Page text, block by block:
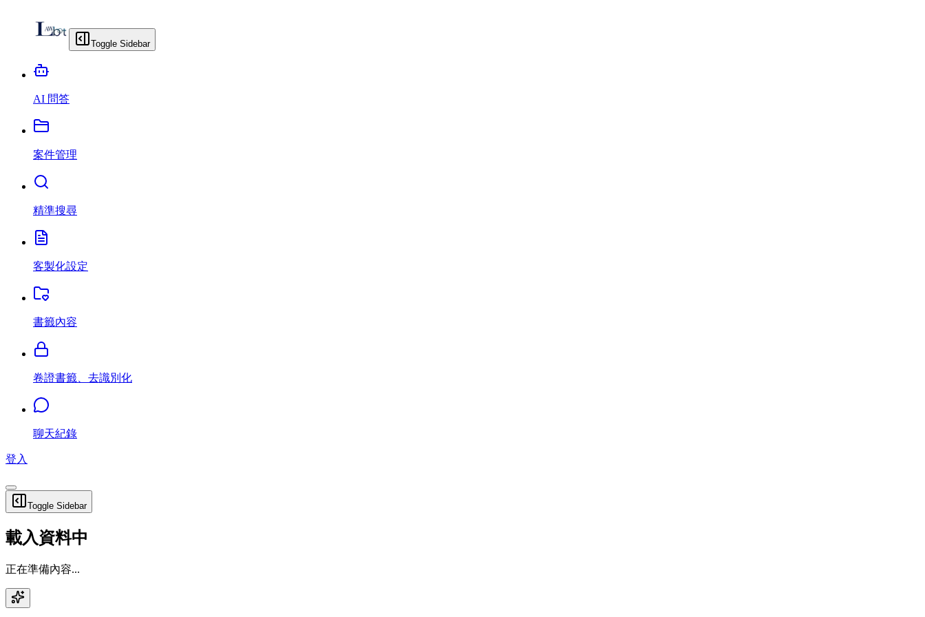
Toggle Sidebar
AI 問答
案件管理
精準搜尋
客製化設定
書籤內容
卷證書籤、去識別化
聊天紀錄
登入
Toggle Sidebar
載入資料中
正在準備內容...